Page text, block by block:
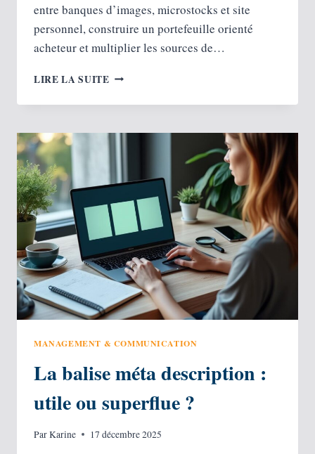
entre banques d’images, microstocks et site
personnel, construire un portefeuille orienté
acheteur et multiplier les sources de…
LIRE LA SUITE COMMENT
SES
SUR
MANAGEMENT & COMMUNICATION
La balise méta description :
utile ou superflue ?
ParKarine 17 décembre 2025